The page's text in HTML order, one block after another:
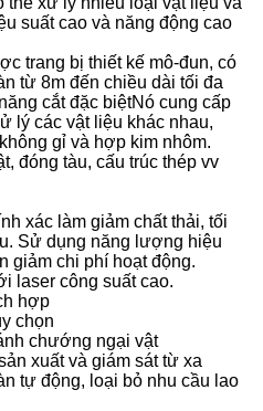
suất cao và năng động cao
trang bị thiết kế mô-đun, có
từ 8m đến chiều dài tối đa
cắt đặc biệtNó cung cấp
lý các vật liệu khác nhau,
gỉ và hợp kim nhôm.
đóng tàu, cấu trúc thép vv
xác làm giảm chất thải, tối
Sử dụng năng lượng hiệu
giảm chi phí hoạt động.
laser công suất cao.
hợp
chọn
chướng ngại vật
xuất và giám sát từ xa
tự động, loại bỏ nhu cầu lao